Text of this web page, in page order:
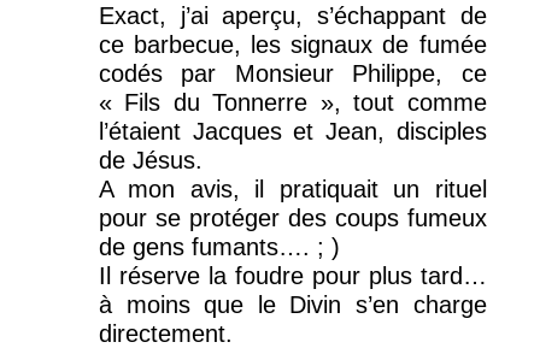
Exact, j’ai aperçu, s’échappant de
ce barbecue, les signaux de fumée
codés par Monsieur Philippe, ce
« Fils du Tonnerre », tout comme
l’étaient Jacques et Jean, disciples
de Jésus.
A mon avis, il pratiquait un rituel
pour se protéger des coups fumeux
de gens fumants…. ; )
Il réserve la foudre pour plus tard…
à moins que le Divin s’en charge
directement.